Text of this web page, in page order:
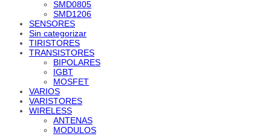
SMD0805
SMD1206
SENSORES
Sin categorizar
TIRISTORES
TRANSISTORES
BIPOLARES
IGBT
MOSFET
VARIOS
VARISTORES
WIRELESS
ANTENAS
MODULOS